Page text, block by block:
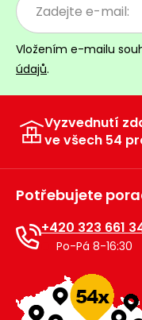
Vložením e-mailu
údajů.
Vyzvednutí
ve všech 54
Potřebujete
+420 323 661
Po-Pá 8-16:30